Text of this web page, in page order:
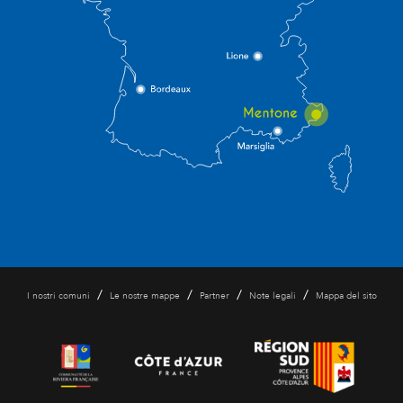
I nostri comuni / Le nostre mappe / Partner / Note legali / Mappa del sito